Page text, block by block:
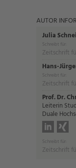
AUTOR
Julia
Schreibt für:
Zeitschrift
Hans-
Schreibt für:
Zeitschrift
Prof. Dr.
Leiterin
Duale
Schreibt für:
Zeitschrift